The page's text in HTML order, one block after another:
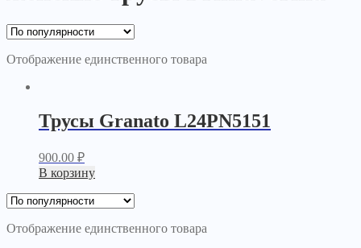
Отображение единственного товара
Трусы Granato L24PN5151
900.00 ₽
В корзину
Отображение единственного товара